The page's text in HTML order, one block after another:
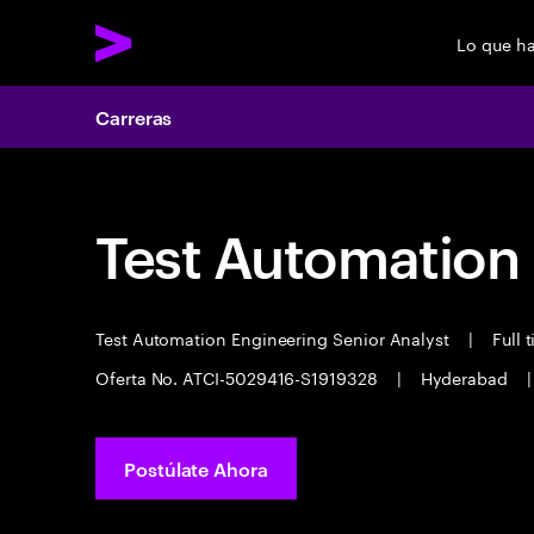
Lo que
Carreras
Test
Test Automation Engineering Senior Analyst |
Full
Oferta No. ATCI-5029416-S1919328
| Hyderabad |
Postúlate Ahora